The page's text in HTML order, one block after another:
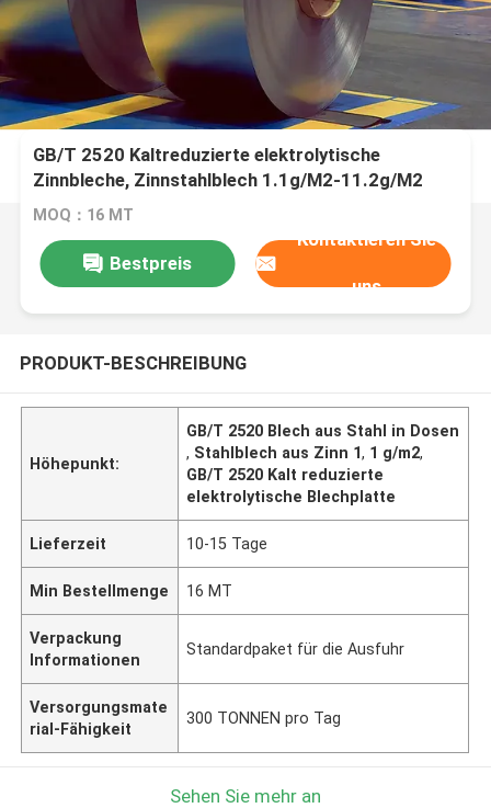
GB/T 2520 Kaltreduzierte elektrolytische
Zinnbleche, Zinnstahlblech 1.1g/M2-11.2g/M2
MOQ：16 MT
Bestpreis
Kontaktieren Sie
uns
PRODUKT-BESCHREIBUNG
Höhepunkt:
GB/T 2520 Blech aus Stahl in Dosen
, Stahlblech aus Zinn 1, 1 g/m2,
GB/T 2520 Kalt reduzierte
elektrolytische Blechplatte
Lieferzeit 10-15 Tage
Min Bestellmenge 16 MT
Verpackung
Informationen
Standardpaket für die Ausfuhr
Versorgungsmate
rial-Fähigkeit
300 TONNEN pro Tag
Sehen Sie mehr an